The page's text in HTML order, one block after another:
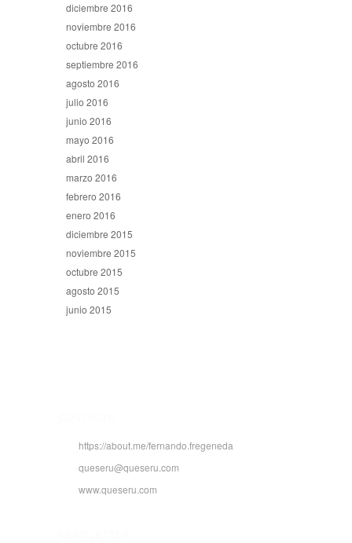
diciembre 2016
noviembre 2016
octubre 2016
septiembre 2016
agosto 2016
julio 2016
junio 2016
mayo 2016
abril 2016
marzo 2016
febrero 2016
enero 2016
diciembre 2015
noviembre 2015
octubre 2015
agosto 2015
junio 2015
https://about.me/fernando.fregeneda
queseru@queseru.com
www.queseru.com